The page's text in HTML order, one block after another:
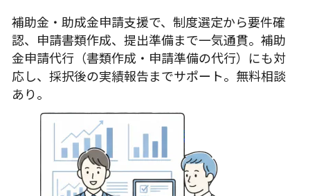
補助金・助成金申請支援で、制度選定から要件確
認、申請書類作成、提出準備まで一気通貫。補助
金申請代行（書類作成・申請準備の代行）にも対
応し、採択後の実績報告までサポート。無料相談
あり。